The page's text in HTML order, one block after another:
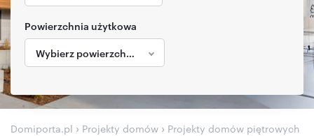
Powierzchnia użytkowa
Wybierz powierzchnię
Domiporta.pl › Projekty domów › Projekty domów piętrowych